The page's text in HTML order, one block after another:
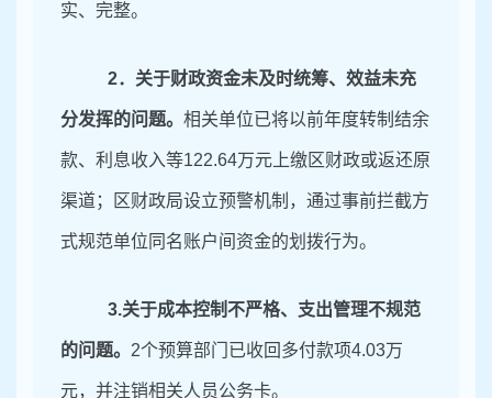
实、完整。
2． 关于财政资金未及时统筹、效益未充
分发挥的问题。 相关单位已将以前年度转制结余
款、利息收入等122.64万元上缴区财政或返还原
渠道；区财政局设立预警机制，通过事前拦截方
式规范单位同名账户间资金的划拨行为。
3.关于成本控制不严格、支出管理不规范
的问题。 2个预算部门已收回多付款项4.03万
元，并注销相关人员公务卡。